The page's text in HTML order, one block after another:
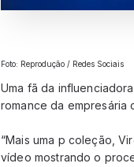
Foto: Reprodução / Redes Sociais
Uma fã da influenciadora
romance da
“Mais uma p coleção,
vídeo mostrando o